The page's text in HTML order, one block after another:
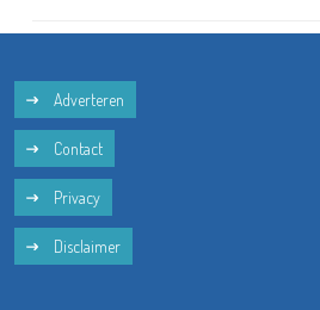
Adverteren
Contact
Privacy
Disclaimer